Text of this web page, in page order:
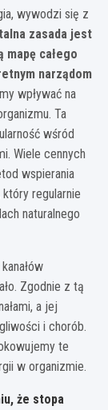
wywodzi się z
zasada jest
całego
narządom
wpływać na
Ta
wśród
Wiele cennych
wspierania
regularnie
naturalnego
Zgodnie z tą
a jej
i chorób.
te
w organizmie.
że stopa